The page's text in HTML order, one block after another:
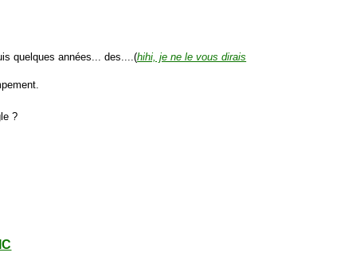
quelques années... des....(hihi, je ne le vous dirais
?